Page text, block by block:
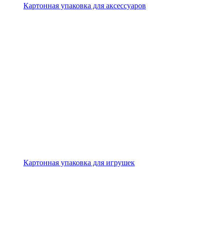
Картонная упаковка для аксессуаров
Картонная упаковка для игрушек